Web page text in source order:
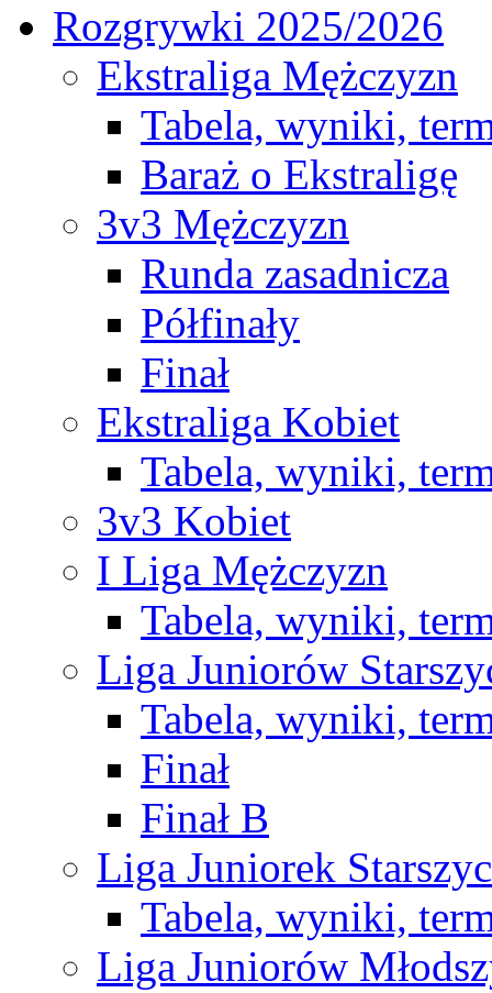
Rozgrywki 2025/2026
Ekstraliga Mężczyzn
Tabela, wyniki,
Baraż o Ekstraligę
3v3 Mężczyzn
Runda zasadnicza
Półfinały
Finał
Ekstraliga Kobiet
Tabela, wyniki,
3v3 Kobiet
I Liga Mężczyzn
Tabela, wyniki,
Liga Juniorów
Tabela, wyniki,
Finał
Finał B
Liga Juniorek
Tabela, wyniki,
Liga Juniorów